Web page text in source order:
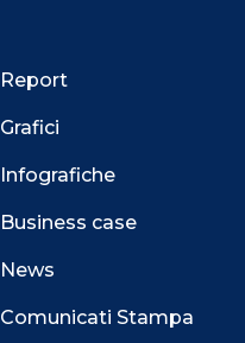
Report
Grafici
Infografiche
Business case
News
Comunicati Stampa